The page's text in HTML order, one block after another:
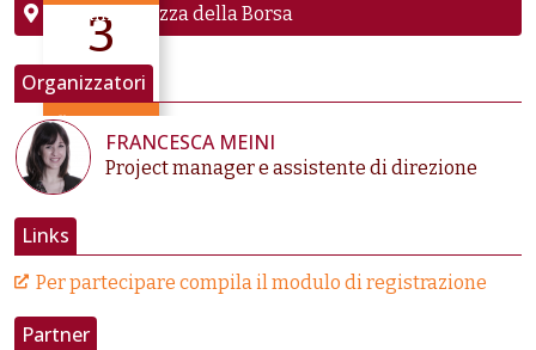
3
2025
fino a Lug 3
Catania, piazza della Borsa
Organizzatori
FRANCESCA MEINI
Project manager e assistente di direzione
Links
Per partecipare compila il modulo di registrazione
Partner